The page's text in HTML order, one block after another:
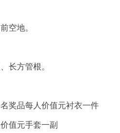
空地。
长方管根。
奖品每人价值元衬衣一件
值元手套一副